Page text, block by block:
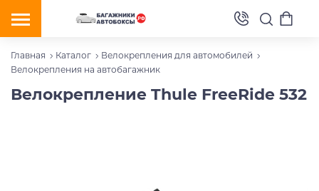
Главная Каталог
Велокрепления для автомобилей
Велокрепления на автобагажник
Велокрепление Thule FreeRide 532